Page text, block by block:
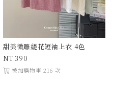
甜美微雕緹花短袖上衣 4色
390
被加購物車 216 次